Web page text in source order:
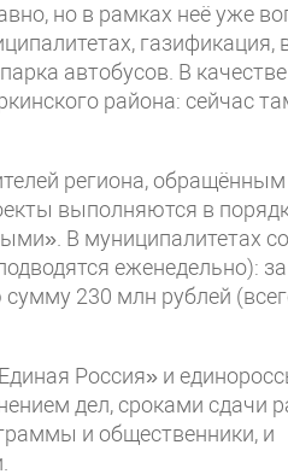
но в рамках неё уже
газификация,
автобусов. В
района: сейчас
региона, обращённым
выполняются в
В муниципалитетах
еженедельно):
230 млн рублей
Россия» и
дел, сроками сдачи
и общественники, и